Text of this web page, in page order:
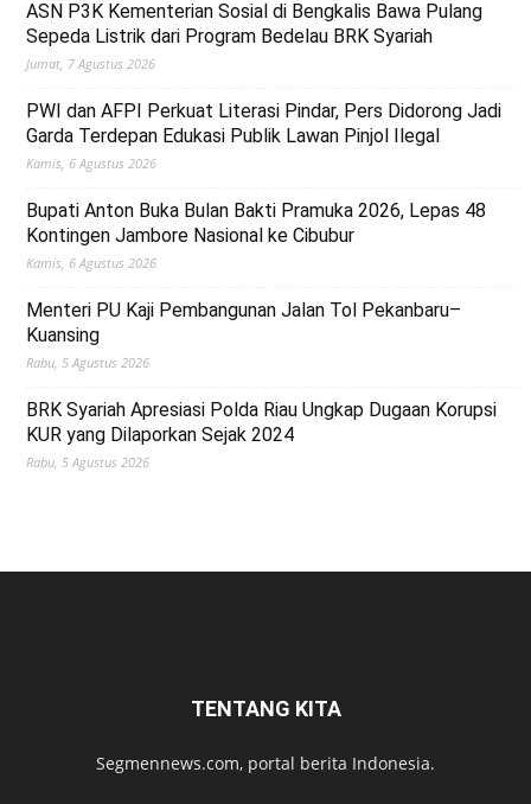
ASN P3K Kementerian Sosial di Bengkalis Bawa Pulang
Sepeda Listrik dari Program Bedelau BRK Syariah
Jumat, 7 Agustus 2026
PWI dan AFPI Perkuat Literasi Pindar, Pers Didorong Jadi
Garda Terdepan Edukasi Publik Lawan Pinjol Ilegal
Kamis, 6 Agustus 2026
Bupati Anton Buka Bulan Bakti Pramuka 2026, Lepas 48
Kontingen Jambore Nasional ke Cibubur
Kamis, 6 Agustus 2026
Menteri PU Kaji Pembangunan Jalan Tol Pekanbaru–
Kuansing
Rabu, 5 Agustus 2026
BRK Syariah Apresiasi Polda Riau Ungkap Dugaan Korupsi
KUR yang Dilaporkan Sejak 2024
Rabu, 5 Agustus 2026
TENTANG KITA
Segmennews.com, portal berita Indonesia.